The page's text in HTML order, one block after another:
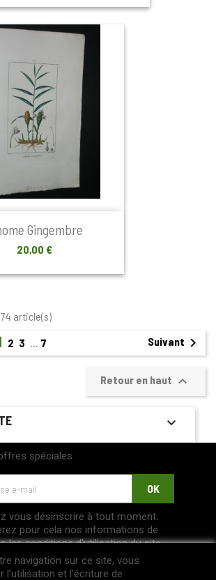
Gingembre
Prix
20,00 €
article(s)
2 3 … 7 Suivant 
Retour en haut 

spéciales
vous désinscrire à tout moment.
pour cela nos informations de
les conditions d'utilisation du site.
navigation sur ce site, vous
l’utilisation et l'écriture de